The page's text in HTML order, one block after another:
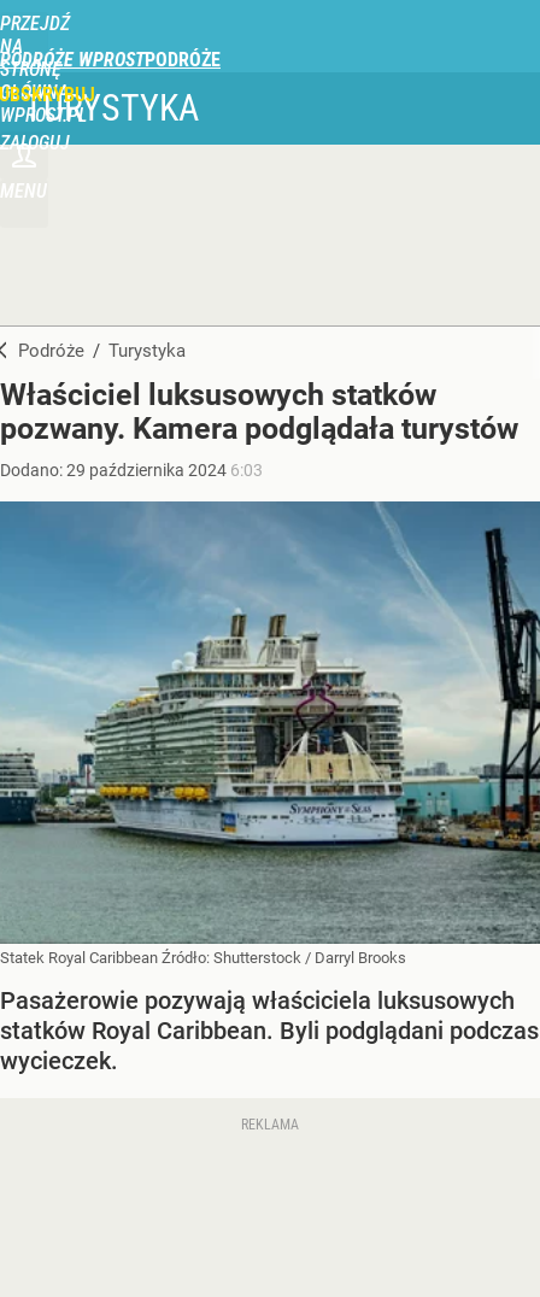
PRZEJDŹ
NA
STRONĘ
GŁÓWNĄ
WPROST.PL
PODRÓŻE WPROST
ZALOGUJ
MENU
TURYSTYKA
Podróże / Turystyka
Właściciel luksusowych statków
pozwany. Kamera podglądała turystów
Dodano:29 października 2024 6:03
Statek Royal Caribbean Źródło: Shutterstock / Darryl Brooks
Pasażerowie pozywają właściciela luksusowych
statków Royal Caribbean. Byli podglądani podczas
wycieczek.